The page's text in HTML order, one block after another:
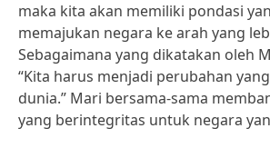
maka kita akan memiliki pondasi
memajukan negara ke arah yang
Sebagaimana yang dikatakan oleh
“Kita harus menjadi perubahan
dunia.” Mari bersama-sama
yang berintegritas untuk negara